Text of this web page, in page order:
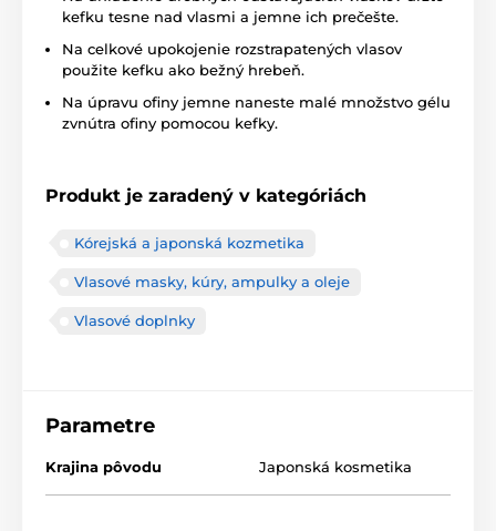
kefku tesne nad vlasmi a jemne ich prečešte.
Na celkové upokojenie rozstrapatených vlasov
použite kefku ako bežný hrebeň.
Na úpravu ofiny jemne naneste malé množstvo gélu
zvnútra ofiny pomocou kefky.
Produkt je zaradený v kategóriách
Kórejská a japonská kozmetika
Vlasové masky, kúry, ampulky a oleje
Vlasové doplnky
Parametre
Krajina pôvodu Japonská kosmetika